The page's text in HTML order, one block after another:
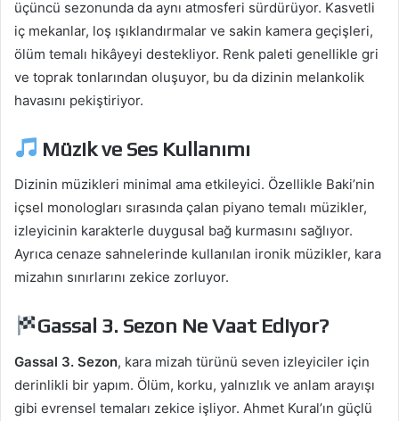
üçüncü sezonunda da aynı atmosferi sürdürüyor. Kasvetli
iç mekanlar, loş ışıklandırmalar ve sakin kamera geçişleri,
ölüm temalı hikâyeyi destekliyor. Renk paleti genellikle gri
ve toprak tonlarından oluşuyor, bu da dizinin melankolik
havasını pekiştiriyor.
Müzik ve Ses Kullanımı
Dizinin müzikleri minimal ama etkileyici. Özellikle Baki’nin
içsel monologları sırasında çalan piyano temalı müzikler,
izleyicinin karakterle duygusal bağ kurmasını sağlıyor.
Ayrıca cenaze sahnelerinde kullanılan ironik müzikler, kara
mizahın sınırlarını zekice zorluyor.
Gassal 3. Sezon Ne Vaat Ediyor?
Gassal 3. Sezon, kara mizah türünü seven izleyiciler için
derinlikli bir yapım. Ölüm, korku, yalnızlık ve anlam arayışı
gibi evrensel temaları zekice işliyor. Ahmet Kural’ın güçlü